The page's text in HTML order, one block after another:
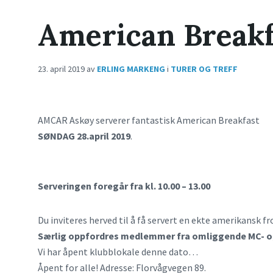
American
23. april 2019 av ERLING MARKENG i TURER OG TREFF
AMCAR Askøy serverer fantastisk American Breakfast
SØNDAG 28.april 2019.
Serveringen foregår fra kl. 10.00 – 13.00
Du inviteres herved til å få servert en ekte amerikansk
Særlig oppfordres medlemmer fra omliggende MC-
Vi har åpent klubblokale denne dato…
Åpent for alle! Adresse: Florvågvegen 89.